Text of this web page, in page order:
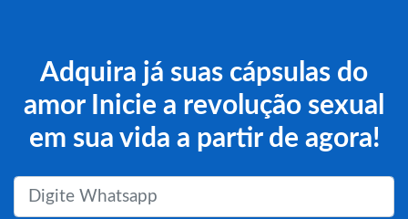
Adquira já suas cápsulas do
amor Inicie a revolução sexual
em sua vida a partir de agora!